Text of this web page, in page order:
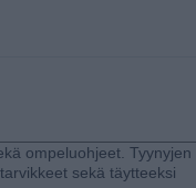
ompeluohjeet. Tyynyjen
sekä täytteeksi